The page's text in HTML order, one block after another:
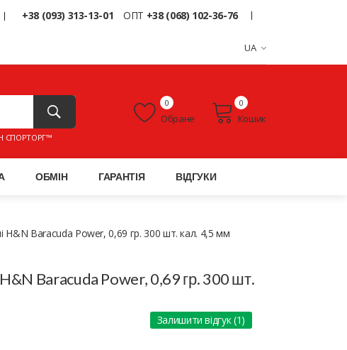
+38 (093) 313-13-01 ОПТ +38 (068) 102-36-76
UA
СПОРТОРГ™
Обране
0
Кошик
0
ОБМІН ГАРАНТІЯ ВІДГУКИ
H&N Baracuda Power, 0,69 гр. 300 шт. кал. 4,5 мм
Baracuda Power, 0,69 гр. 300 шт.
Залишити відгук (1)